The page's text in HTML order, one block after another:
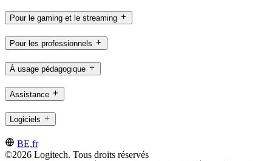
Pour le gaming et le streaming
Pour les professionnels
À usage pédagogique
Assistance
Logiciels
BE,fr
©2026 Logitech. Tous droits réservés